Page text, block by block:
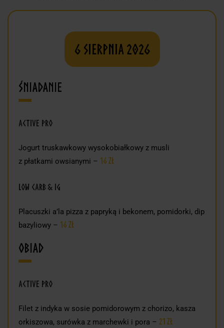
6 sierpnia 2026
Śniadanie
Active Pro
Jogurt truskawkowy wysokobiałkowy z musli
z płatkami owsianymi – 16 zł
Low Carb & IG
Placuszki a’la pizza z papryką i bekonem, pomidorki, dip
bazyliowy – 16 zł
Obiad
Active Pro
Filet z indyka w sosie pomidorowym z chorizo, kasza
orkiszowa, surówka z marchewki i pora – 21 zł